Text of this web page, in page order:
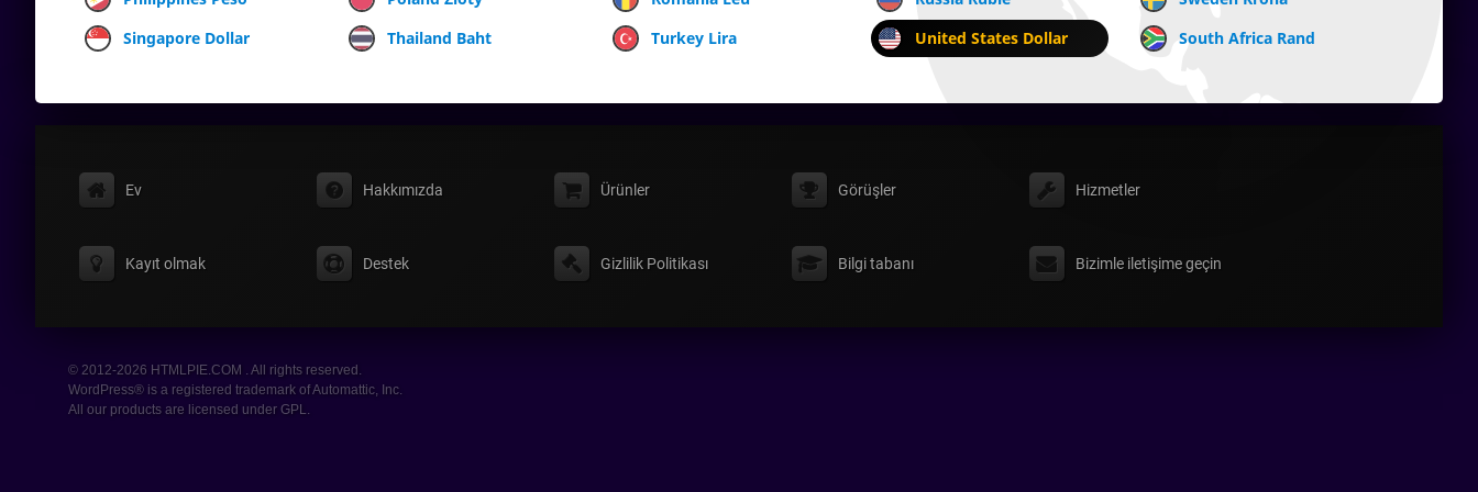
Singapore Dollar
Thailand Baht Turkey Lira United States Dollar South Africa Rand
Ev Hakkımızda Ürünler Görüşler Hizmetler
Kayıt olmak Destek Gizlilik Politikası Bilgi tabanı Bizimle iletişime geçin
© 2012-2026 HTMLPIE.COM . All rights reserved.
WordPress® is a registered trademark of Automattic, Inc.
All our products are licensed under GPL.